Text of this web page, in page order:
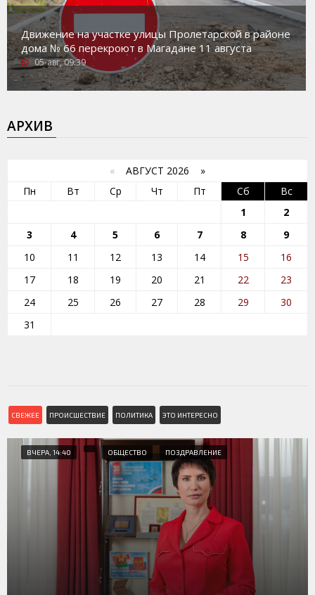
Движение на участке улицы Пролетарской в районе
дома № 66 перекроют в Магадане 11 августа
05-авг, 09:39
АРХИВ
« АВГУСТ 2026 »
Пн
Вт Ср Чт Пт Сб
Вс
1
2
3
4 5 6 7 8
9
10
11 12 13 14 15
16
17
18 19 20 21 22
23
24
25 26 27 28 29
30
31
СВЕЖЕЕ ПРОИСШЕСТВИЕ ПОЛИТИКА ЭТО ИНТЕРЕСНО
ВЧЕРА, 14:40 ОБЩЕСТВО ПОЗДРАВЛЕНИЕ